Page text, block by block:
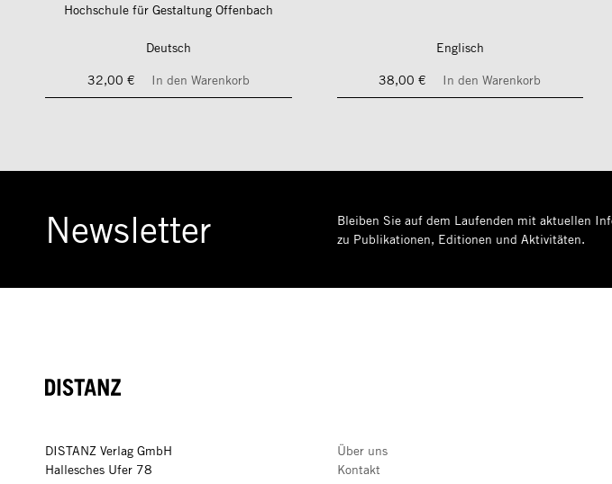
Hochschule für Gestaltung Offenbach
Deutsch
32,00 €
In den Warenkorb
Englisch
38,00 €
In den Warenkorb
Newsletter
Bleiben Sie auf dem Laufenden mit aktuellen
zu Publikationen, Editionen und Aktivitäten.
DISTANZ
DISTANZ Verlag GmbH
Hallesches Ufer 78
Über uns
Kontakt